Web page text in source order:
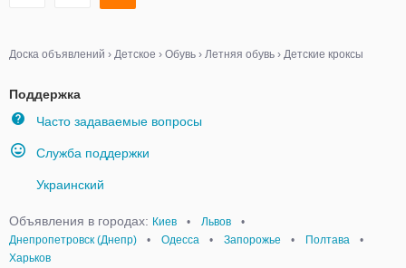
Доска объявлений › Детское › Обувь › Летняя обувь › Детские кроксы
Поддержка
Часто задаваемые вопросы
Служба поддержки
Украинский
Объявления в городах: Киев • Львов
•
Днепропетровск (Днепр)
• Одесса • Запорожье • Полтава
•
Харьков